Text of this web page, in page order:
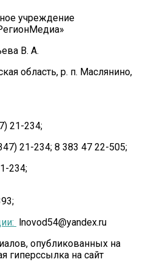
учреждение
В. А.
область, р. п. Маслянино,
21-234;
21-234; 8 383 47 22-505;
234;
lnovod54@yandex.ru
опубликованных на
гиперссылка на сайт